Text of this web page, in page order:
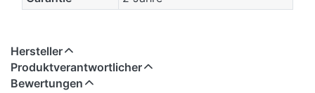
Hersteller
Produktverantwortlicher
Bewertungen